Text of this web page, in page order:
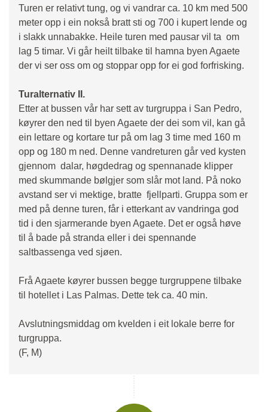
Turen er relativt tung, og vi vandrar ca. 10 km med 500
meter opp i ein nokså bratt sti og 700 i kupert lende og
i slakk unnabakke. Heile turen med pausar vil ta om
lag 5 timar. Vi går heilt tilbake til hamna byen Agaete
der vi ser oss om og stoppar opp for ei god forfrisking.
Turalternativ II.
Etter at bussen vår har sett av turgruppa i San Pedro,
køyrer den ned til byen Agaete der dei som vil, kan gå
ein lettare og kortare tur på om lag 3 time med 160 m
opp og 180 m ned. Denne vandreturen går ved kysten
gjennom dalar, høgdedrag og spennanade klipper
med skummande bølgjer som slår mot land. På noko
avstand ser vi mektige, bratte fjellparti. Gruppa som er
med på denne turen, får i etterkant av vandringa god
tid i den sjarmerande byen Agaete. Det er også høve
til å bade på stranda eller i dei spennande
saltbassenga ved sjøen.
Frå Agaete køyrer bussen begge turgruppene tilbake
til hotellet i Las Palmas. Dette tek ca. 40 min.
Avslutningsmiddag om kvelden i eit lokale berre for
turgruppa.
(F, M)